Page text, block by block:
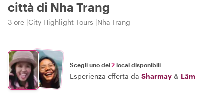
città di Nha Trang
3 ore City Highlight Tours Nha Trang
Scegli uno dei 2 local disponibili
Esperienza offerta da Sharmay & Lâm